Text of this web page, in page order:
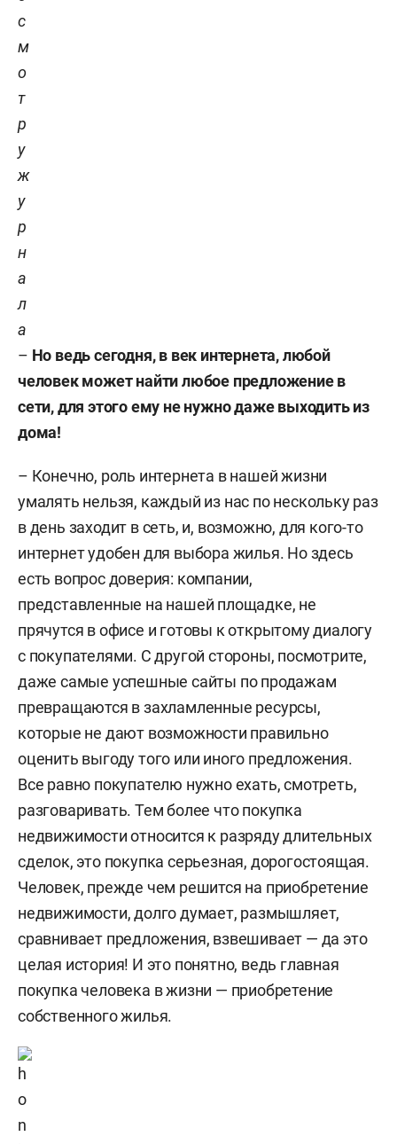
с
м
о
т
р
у
ж
у
р
н
а
л
а
– Но ведь сегодня, в век интернета, любой
человек может найти любое предложение в
сети, для этого ему не нужно даже выходить из
дома!
– Конечно, роль интернета в нашей жизни
умалять нельзя, каждый из нас по нескольку раз
в день заходит в сеть, и, возможно, для кого-то
интернет удобен для выбора жилья. Но здесь
есть вопрос доверия: компании,
представленные на нашей площадке, не
прячутся в офисе и готовы к открытому диалогу
с покупателями. С другой стороны, посмотрите,
даже самые успешные сайты по продажам
превращаются в захламленные ресурсы,
которые не дают возможности правильно
оценить выгоду того или иного предложения.
Все равно покупателю нужно ехать, смотреть,
разговаривать. Тем более что покупка
недвижимости относится к разряду длительных
сделок, это покупка серьезная, дорогостоящая.
Человек, прежде чем решится на приобретение
недвижимости, долго думает, размышляет,
сравнивает предложения, взвешивает — да это
целая история! И это понятно, ведь главная
покупка человека в жизни — приобретение
собственного жилья.